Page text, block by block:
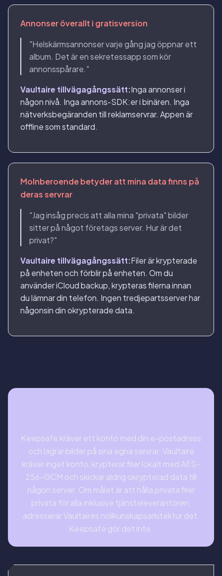
Annonser överallt i gratisversion
"Helskärmsannonser varje gång jag öppnar ett
album. Det är en sekretessapp som kör
annonsspårare."
Vaultaire tillvägagångssätt:Inga annonser i
någon nivå. Inga annons-SDK:er i binären. Inga
nätverksbegäranden till reklamservrar. Appen är
offline som standard.
Molnberoende betyder att mina data finns på
deras servrar
"Jag insåg precis att alla mina "privata" bilder
sitter på något företags server. Hur är det
privat?"
Vaultaire tillvägagångssätt:Filer är krypterade
på enheten och förblir på enheten. Om du
använder iCloud backup, krypteras filerna innan
du lämnar din telefon. Ingen tredjepartsserver har
någonsin din okrypterade data.
Keepsafe kräver ett konto med din e-postadress
och lagrar bilder på sina egna servrar. Vaultaire
kräver inget konto, krypterar filer lokalt med AES-
256-GCM och skickar aldrig okrypterad data till
någon server. Om målet är att hålla privata filer
privata för alla inklusive tjänsteleverantören,
adresserar Vaultaires nollkunskapsarkitektur det.
Keepsafe gör det inte.